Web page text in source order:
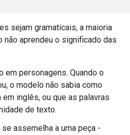
sejam gramaticais, a maioria
não aprendeu o significado das
em personagens. Quando o
o modelo não sabia como
em inglês, ou que as palavras
de texto.
assemelha a uma peça -